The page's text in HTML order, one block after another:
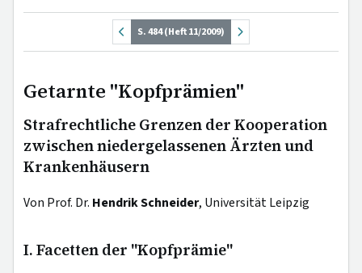
S. 484 (Heft 11/2009)
Getarnte "Kopfprämien"
Strafrechtliche Grenzen der Kooperation
zwischen niedergelassenen Ärzten und
Krankenhäusern
Von Prof. Dr. Hendrik Schneider, Universität Leipzig
I. Facetten der "Kopfprämie"